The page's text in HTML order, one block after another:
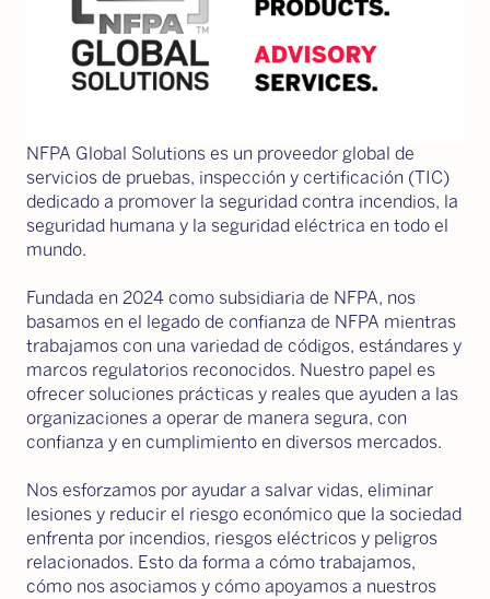
NFPA Global Solutions es un proveedor global de
servicios de pruebas, inspección y certificación (TIC)
dedicado a promover la seguridad contra incendios, la
seguridad humana y la seguridad eléctrica en todo el
mundo.
Fundada en 2024 como subsidiaria de NFPA, nos
basamos en el legado de confianza de NFPA mientras
trabajamos con una variedad de códigos, estándares y
marcos regulatorios reconocidos. Nuestro papel es
ofrecer soluciones prácticas y reales que ayuden a las
organizaciones a operar de manera segura, con
confianza y en cumplimiento en diversos mercados.
Nos esforzamos por ayudar a salvar vidas, eliminar
lesiones y reducir el riesgo económico que la sociedad
enfrenta por incendios, riesgos eléctricos y peligros
relacionados. Esto da forma a cómo trabajamos,
cómo nos asociamos y cómo apoyamos a nuestros